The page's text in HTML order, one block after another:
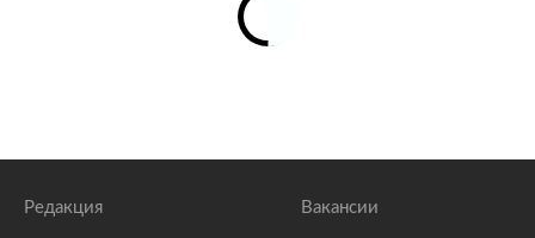
Редакция Вакансии